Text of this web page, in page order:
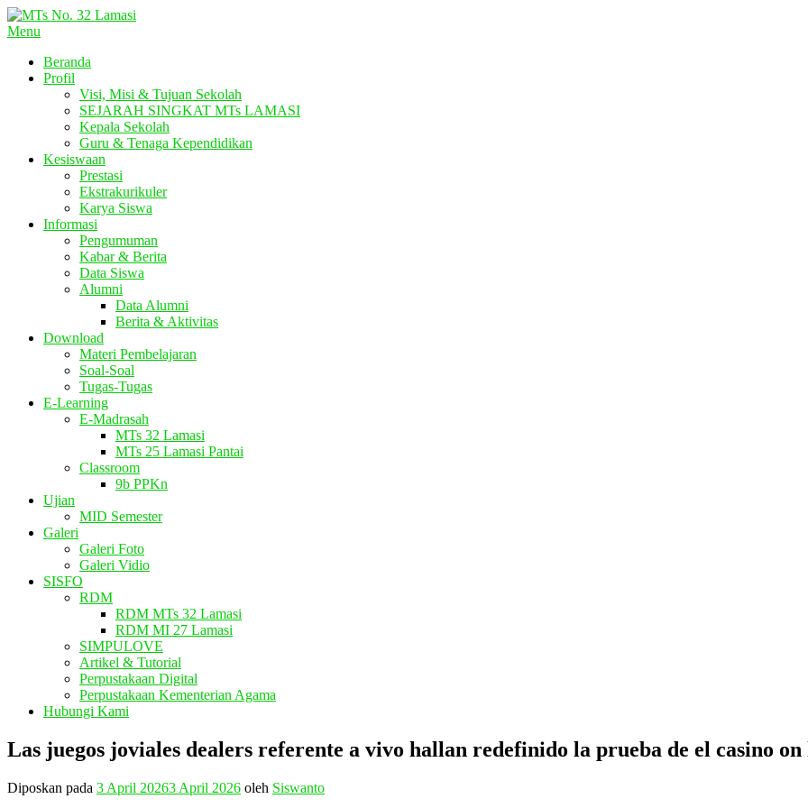
Lompat
ke
Menu
Beranda
Profil
Visi, Misi & Tujuan Sekolah
SEJARAH SINGKAT MTs LAMASI
Kepala Sekolah
Guru & Tenaga Kependidikan
Kesiswaan
Prestasi
Ekstrakurikuler
Karya Siswa
Informasi
Pengumuman
Kabar & Berita
Data Siswa
Alumni
Data Alumni
Berita & Aktivitas
Download
Materi Pembelajaran
Soal-Soal
Tugas-Tugas
E-Learning
E-Madrasah
MTs 32 Lamasi
MTs 25 Lamasi Pantai
Classroom
9b PPKn
Ujian
MID Semester
Galeri
Galeri Foto
Galeri Vidio
SISFO
RDM
RDM MTs 32 Lamasi
RDM MI 27 Lamasi
SIMPULOVE
Artikel & Tutorial
Perpustakaan Digital
Perpustakaan Kementerian Agama
Hubungi Kami
Las juegos joviales dealers referente a vivo hallan redefinido la prueba de el casino on
Diposkan pada 3 April 20263 April 2026 oleh Siswanto